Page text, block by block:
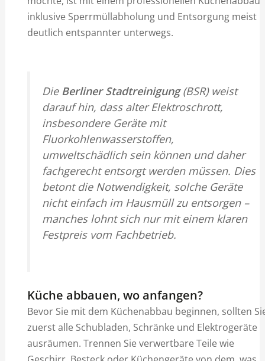
inklusive Sperrmüllabholung und Entsorgung meist
deutlich entspannter unterwegs.
Die Berliner Stadtreinigung(BSR) weist
darauf hin, dass alter Elektroschrott,
insbesondere Geräte mit
Fluorkohlenwasserstoffen,
umweltschädlich sein können und daher
fachgerecht entsorgt werden müssen. Dies
betont die Notwendigkeit, solche Geräte
nicht einfach im Hausmüll zu entsorgen –
manches lohnt sich nur mit einem klaren
Festpreis vom Fachbetrieb.
Küche abbauen, wo anfangen?
Bevor Sie mit dem Küchenabbau beginnen, sollten
zuerst alle Schubladen, Schränke und Elektrogeräte
ausräumen. Trennen Sie verwertbare Teile wie